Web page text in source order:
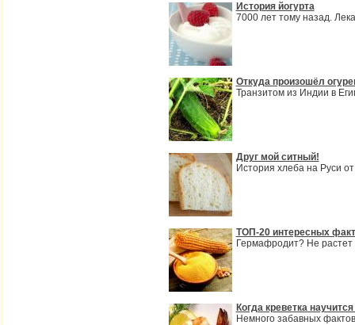
История йогурта
7000 лет тому назад.
Откуда произошёл
Транзитом из Индии в
Друг мой ситный!
История хлеба на Руси
ТОП-20 интересных
Гермафродит? Не растет
Когда креветка
Немного забавных